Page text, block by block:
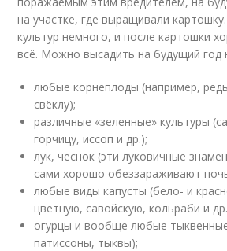
на участке, где выращивали
культур немного, и после картошки
всё. Можно высадить на будущий год
любые корнеплоды (например,
свёклу);
различные «зеленные» культуры
горчицу, иссоп и др.);
лук, чеснок (эти луковичные
сами хорошо обеззараживают
любые виды капусты (бело- и
цветную, савойскую, кольраби и
огурцы и вообще любые
патиссоны, тыквы);